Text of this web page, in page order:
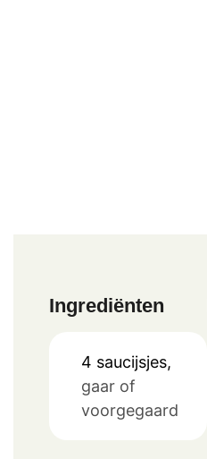
Ingrediënten
4 saucijsjes,
gaar of
voorgegaard